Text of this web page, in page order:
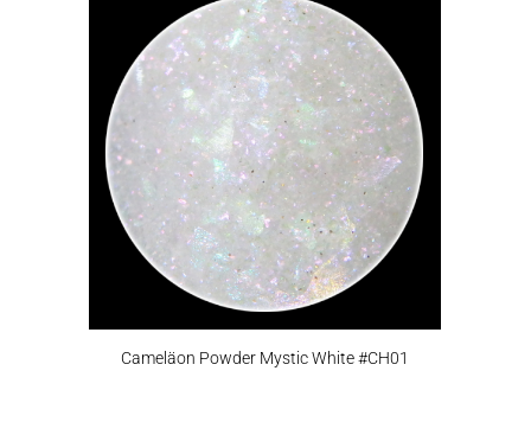
Cameläon Powder Mystic White #CH01